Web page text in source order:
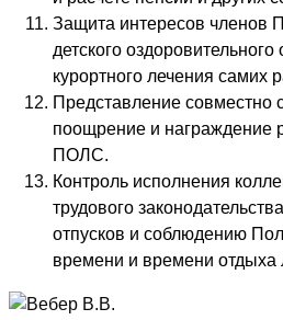
Защита интересов членов
детского
курортного лечения самих
Представление совместно
поощрение и награждение
ПОЛС.
Контроль исполнения
трудового
отпусков и соблюдению
времени и времени отдыха